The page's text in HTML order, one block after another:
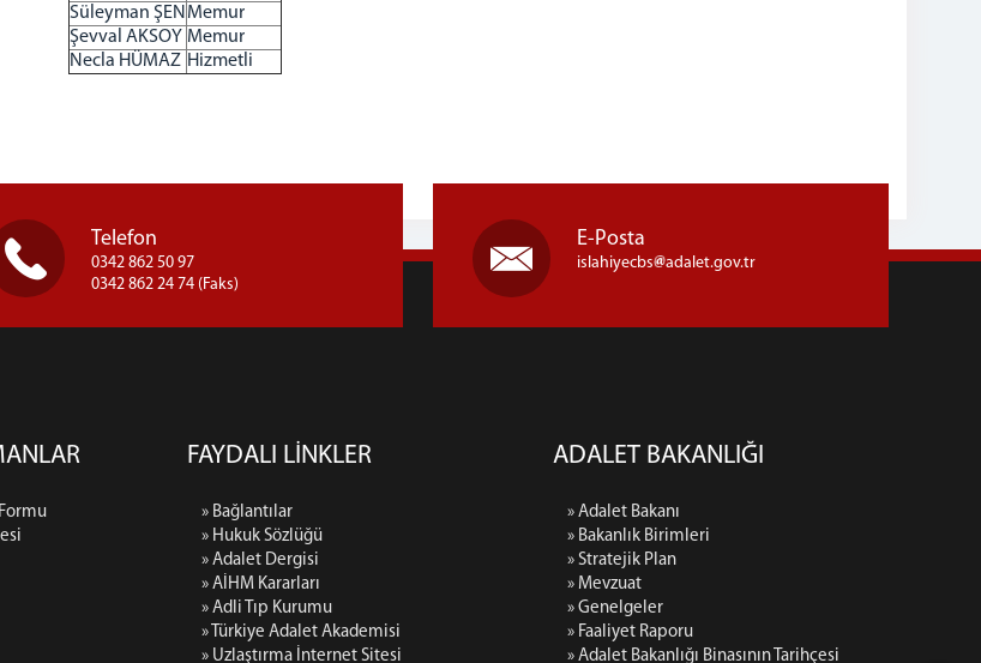
Süleyman ŞEN Memur
Şevval AKSOY Memur
Necla HÜMAZ Hizmetli
Telefon
0342 862 50 97
0342 862 24 74 (Faks)
E-Posta
islahiyecbs adalet.gov.tr
FAYDALI LİNKLER
» Bağlantılar
» Hukuk Sözlüğü
» Adalet Dergisi
» AİHM Kararları
» Adli Tıp Kurumu
» Türkiye Adalet Akademisi
» Uzlaştırma İnternet Sitesi
ADALET BAKANLIĞI
» Adalet Bakanı
» Bakanlık Birimleri
» Stratejik Plan
» Mevzuat
» Genelgeler
» Faaliyet Raporu
» Adalet Bakanlığı Binasının Tarihçesi